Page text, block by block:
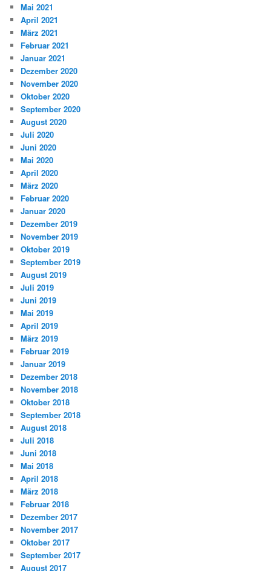
Mai 2021
April 2021
März 2021
Februar 2021
Januar 2021
Dezember 2020
November 2020
Oktober 2020
September 2020
August 2020
Juli 2020
Juni 2020
Mai 2020
April 2020
März 2020
Februar 2020
Januar 2020
Dezember 2019
November 2019
Oktober 2019
September 2019
August 2019
Juli 2019
Juni 2019
Mai 2019
April 2019
März 2019
Februar 2019
Januar 2019
Dezember 2018
November 2018
Oktober 2018
September 2018
August 2018
Juli 2018
Juni 2018
Mai 2018
April 2018
März 2018
Februar 2018
Dezember 2017
November 2017
Oktober 2017
September 2017
August 2017